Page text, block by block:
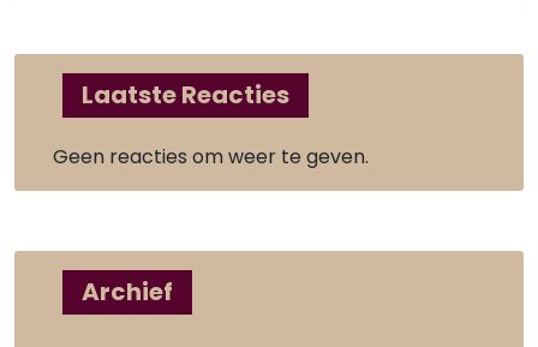
Laatste Reacties
Geen reacties om weer te geven.
Archief